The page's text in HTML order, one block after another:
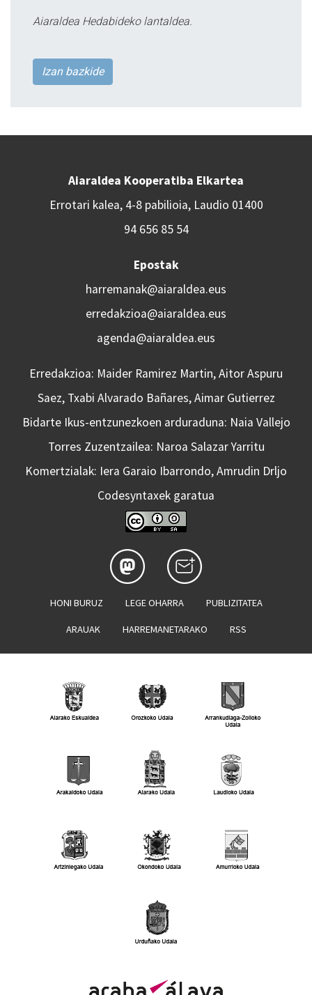
Aiaraldea Hedabideko lantaldea.
Izan bazkide
Aiaraldea Kooperatiba Elkartea
Errotari kalea, 4-8 pabilioia, Laudio 01400
94 656 85 54
Epostak
harremanak@aiaraldea.eus
erredakzioa@aiaraldea.eus
agenda@aiaraldea.eus
Erredakzioa: Maider Ramirez Martin, Aitor Aspuru
Saez, Txabi Alvarado Bañares, Aimar Gutierrez
Bidarte Ikus-entzunezkoen arduraduna: Naia Vallejo
Torres Zuzentzailea: Naroa Salazar Yarritu
Komertzialak: Iera Garaio Ibarrondo, Amrudin Drljo
Codesyntaxek garatua
HONI BURUZ LEGE OHARRA PUBLIZITATEA
ARAUAK HARREMANETARAKO RSS